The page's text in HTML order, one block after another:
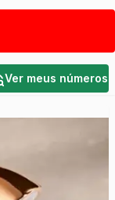
Ver meus números